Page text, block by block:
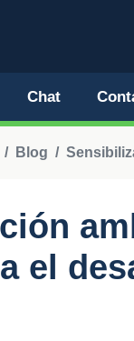
Chat
Blog
el